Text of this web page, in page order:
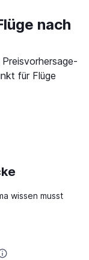
nach
für Flüge
wissen musst